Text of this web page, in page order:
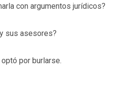
con argumentos jurídicos?
sus asesores?
por burlarse.